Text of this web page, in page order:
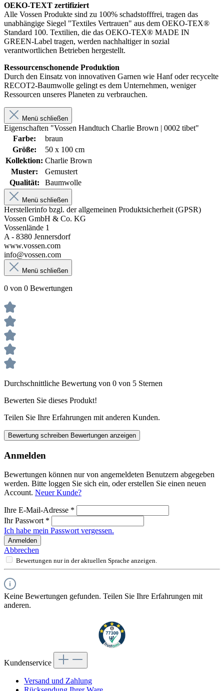
OEKO-TEXT zertifiziert
Alle Vossen Produkte sind zu 100% schadstofffrei, tragen das
unabhängige Siegel "Textiles Vertrauen" aus dem OEKO-TEX®
Standard 100. Textilien, die das OEKO-TEX® MADE IN
GREEN-Label tragen, werden nachhaltiger in sozial
verantwortlichen Betrieben hergestellt.
Ressourcenschonende Produktion
Durch den Einsatz von innovativen Garnen wie Hanf oder recycelte
RECOT2-Baumwolle gelingt es dem Unternehmen, weniger
Ressourcen unseres Planeten zu verbrauchen.
Menü schließen
Eigenschaften "Vossen Handtuch Charlie Brown | 0002 tibet"
Farbe:
braun
Größe:
50 x 100 cm
Kollektion: Charlie Brown
Muster:
Gemustert
Qualität:
Baumwolle
Menü schließen
Herstellerinfo bzgl. der allgemeinen Produktsicherheit (GPSR)
Vossen GmbH & Co. KG
Vossenlände 1
A - 8380 Jennersdorf
www.vossen.com
info@vossen.com
Menü schließen
0 von 0 Bewertungen
Durchschnittliche Bewertung von 0 von 5 Sternen
Bewerten Sie dieses Produkt!
Teilen Sie Ihre Erfahrungen mit anderen Kunden.
Bewertung schreiben Bewertungen anzeigen
Anmelden
Bewertungen können nur von angemeldeten Benutzern abgegeben
werden. Bitte loggen Sie sich ein, oder erstellen Sie einen neuen
Account. Neuer Kunde?
Ihre E-Mail-Adresse *
Ihr Passwort *
Ich habe mein Passwort vergessen.
Anmelden
Abbrechen
Bewertungen nur in der aktuellen Sprache anzeigen.
Keine Bewertungen gefunden. Teilen Sie Ihre Erfahrungen mit
anderen.
Kundenservice
Versand und Zahlung